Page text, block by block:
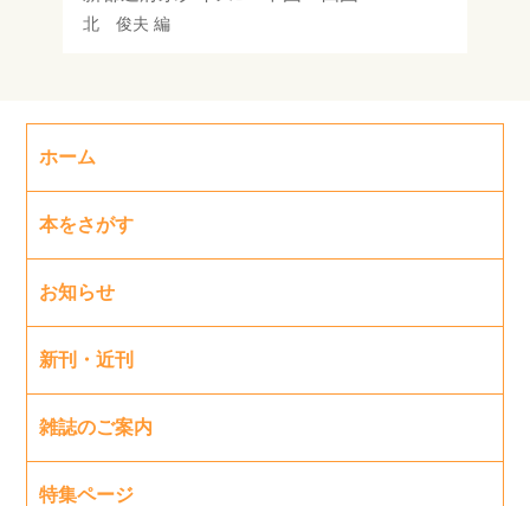
北 俊夫 編
ホーム
本をさがす
お知らせ
新刊・近刊
雑誌のご案内
特集ページ